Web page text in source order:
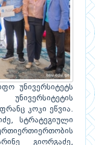
უნივერსიტეტს
კოკი ეწვია.
სტრატეგიული
გიორგაძე,